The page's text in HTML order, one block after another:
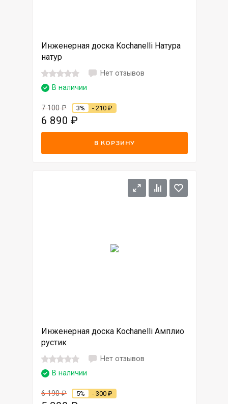
Инженерная доска Kochanelli Натура
натур
Нет отзывов
В наличии
7 100₽ 3% - 210 ₽
6 890 ₽
В КОРЗИНУ
Инженерная доска Kochanelli Амплио
рустик
Нет отзывов
В наличии
6 190₽ 5% - 300 ₽